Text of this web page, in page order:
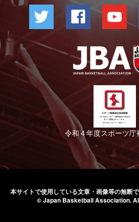
令和４年度スポーツ庁
本サイトで使用している文章・画像等の無断
© Japan Basketball Association.